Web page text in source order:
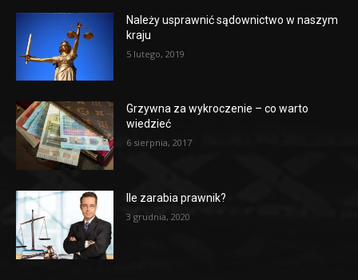
Należy usprawnić sądownictwo w naszym
kraju
5 lutego, 2019
Grzywna za wykroczenie – co warto
wiedzieć
6 sierpnia, 2017
Ile zarabia prawnik?
3 grudnia, 2020